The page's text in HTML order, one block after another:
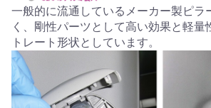
一般的に流通しているメーカー製ピラ
く、剛性パーツとして高い効果と軽量
トレート形状としています。